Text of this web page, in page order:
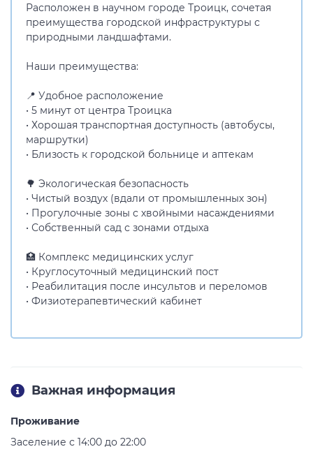
Расположен в научном городе Троицк, сочетая
преимущества городской инфраструктуры с
природными ландшафтами.
Наши преимущества:
📍 Удобное расположение
• 5 минут от центра Троицка
• Хорошая транспортная доступность (автобусы,
маршрутки)
• Близость к городской больнице и аптекам
🌳 Экологическая безопасность
• Чистый воздух (вдали от промышленных зон)
• Прогулочные зоны с хвойными насаждениями
• Собственный сад с зонами отдыха
🏥 Комплекс медицинских услуг
• Круглосуточный медицинский пост
• Реабилитация после инсультов и переломов
• Физиотерапевтический кабинет
Важная информация
Проживание
Заселение с 14:00 до 22:00